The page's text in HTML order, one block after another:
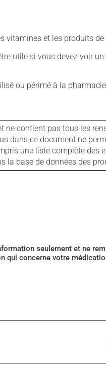
vitamines et les produits
utile si vous devez voir
ou périmé à la
ne contient pas tous les
dans ce document ne
une liste complète des
base de données des
seulement et ne
qui concerne votre